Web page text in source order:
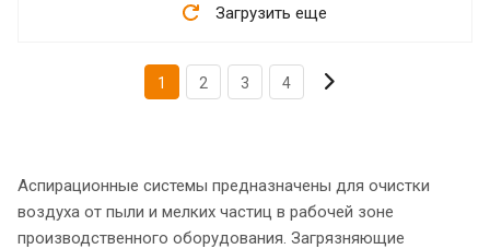
Загрузить еще
1 2 3 4
Аспирационные системы предназначены для очистки
воздуха от пыли и мелких частиц в рабочей зоне
производственного оборудования. Загрязняющие